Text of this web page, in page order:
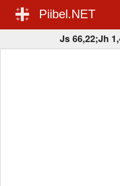
Piibel.NET
Js 66,22;Jh